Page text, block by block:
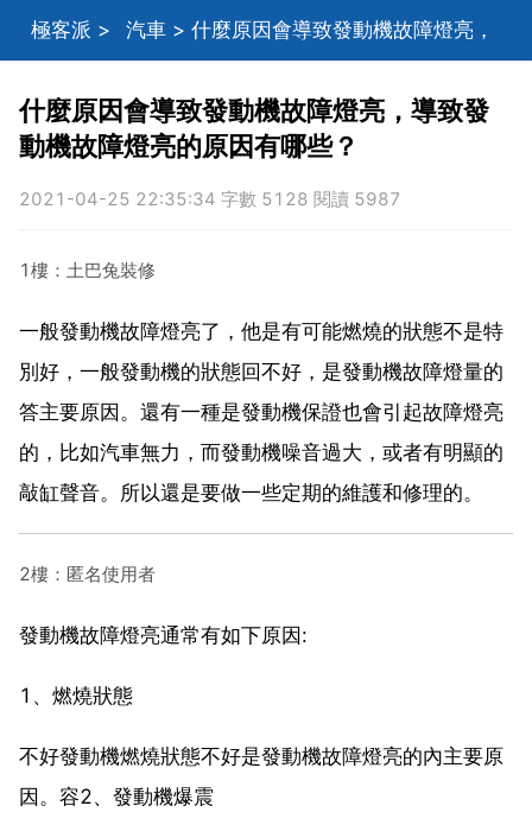
極客派 > 汽車 > 什麼原因會導致發動機故障燈亮，
導致發動機故障燈亮的原因有哪些？
什麼原因會導致發動機故障燈亮，導致發
動機故障燈亮的原因有哪些？
2021-04-25 22:35:34 字數 5128 閱讀 5987
1樓：土巴兔裝修
一般發動機故障燈亮了，他是有可能燃燒的狀態不是特
別好，一般發動機的狀態回不好，是發動機故障燈量的
答主要原因。還有一種是發動機保證也會引起故障燈亮
的，比如汽車無力，而發動機噪音過大，或者有明顯的
敲缸聲音。所以還是要做一些定期的維護和修理的。
2樓：匿名使用者
發動機故障燈亮通常有如下原因:
1、燃燒狀態
不好發動機燃燒狀態不好是發動機故障燈亮的內主要原
因。容2、發動機爆震